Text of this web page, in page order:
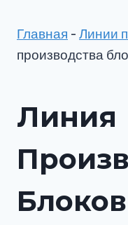
Главная - Линии
производства
Линия